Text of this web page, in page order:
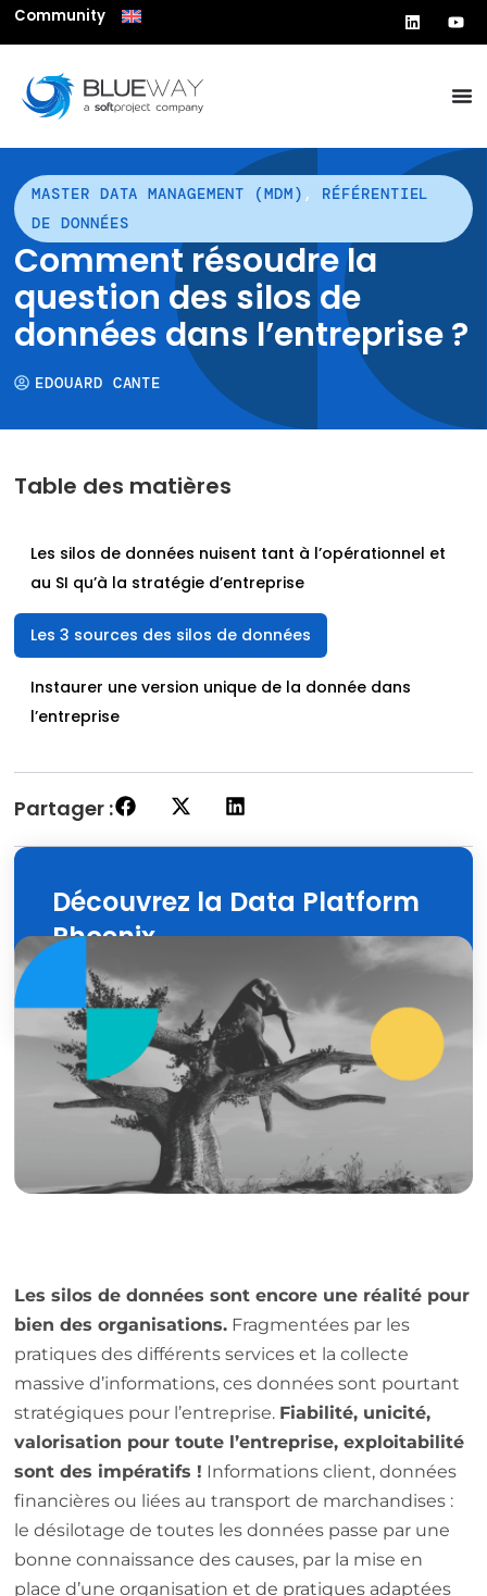
Community
MASTER DATA MANAGEMENT (MDM) , RÉFÉRENTIEL
DE DONNÉES
Comment résoudre la
question des silos de
données dans l’entreprise ?
EDOUARD CANTE
Table des matières
Les silos de données nuisent tant à l’opérationnel et
au SI qu’à la stratégie d’entreprise
Les 3 sources des silos de données
Instaurer une version unique de la donnée dans
l’entreprise
Partager :
Découvrez la Data Platform
Phoenix
Découvrir
Les silos de données sont encore une réalité pour
bien des organisations. Fragmentées par les
pratiques des différents services et la collecte
massive d’informations, ces données sont pourtant
stratégiques pour l’entreprise. Fiabilité, unicité,
valorisation pour toute l’entreprise, exploitabilité
sont des impératifs ! Informations client, données
financières ou liées au transport de marchandises :
le désilotage de toutes les données passe par une
bonne connaissance des causes, par la mise en
place d’une organisation et de pratiques adaptées